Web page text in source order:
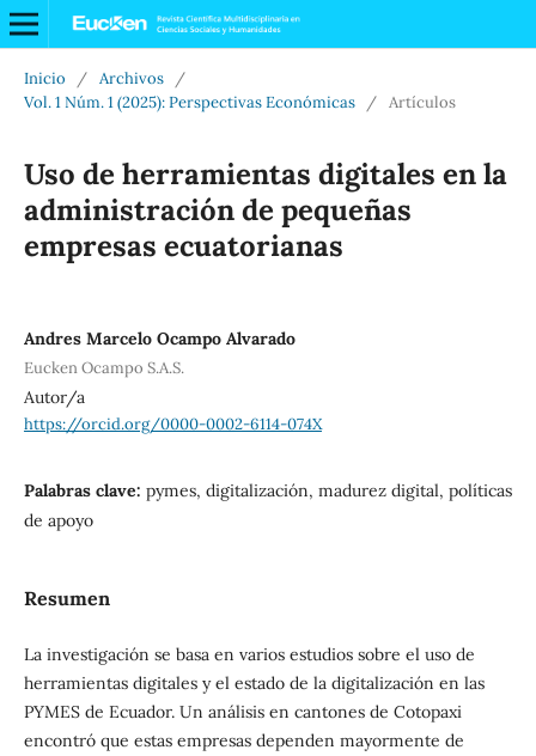
Inicio / Archivos
/
Vol. 1 Núm. 1 (2025): Perspectivas Económicas
/ Artículos
Uso de herramientas digitales en la
administración de pequeñas
empresas ecuatorianas
Andres Marcelo Ocampo Alvarado
Eucken Ocampo S.A.S.
Autor/a
https://orcid.org/0000-0002-6114-074X
Palabras clave: pymes, digitalización, madurez digital, políticas
de apoyo
Resumen
La investigación se basa en varios estudios sobre el uso de
herramientas digitales y el estado de la digitalización en las
PYMES de Ecuador. Un análisis en cantones de Cotopaxi
encontró que estas empresas dependen mayormente de